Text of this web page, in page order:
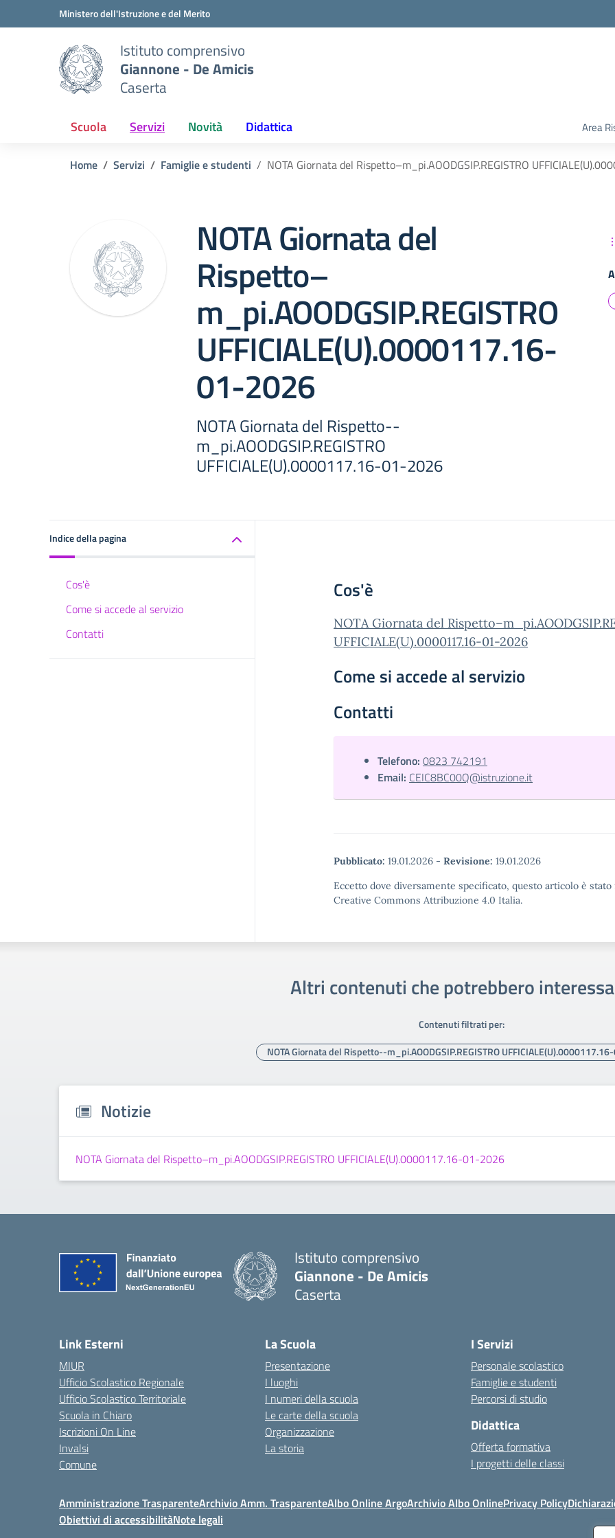
Vai ai contenuti
Vai al menu di navigazioneMinistero dell'Istruzione e del Merito
Istituto comprensivo
Giannone - De Amicis
Caserta
Scuola Servizi Novità Didattica Area
Home Servizi Famiglie e studenti NOTA Giornata del Rispetto–m_pi.AOODGSIP.REGISTRO
NOTA Giornata del
Rispetto–
m_pi.AOODGSIP.REGISTRO
UFFICIALE(U).0000117.16-
01-2026
NOTA Giornata del Rispetto--
m_pi.AOODGSIP.REGISTRO
UFFICIALE(U).0000117.16-01-2026
Indice della pagina
Cos'è
Come si accede al servizio
Contatti
Cos'è
NOTA Giornata del
UFFICIALE(U).0000117.16-01-2026
Come si accede al servizio
Contatti
Telefono: 0823 742191
Email: CEIC8BC00Q@istruzione.it
Pubblicato: 19.01.2026 - Revisione: 19.01.2026
Eccetto dove diversamente specificato, questo articolo è
Creative Commons Attribuzione 4.0 Italia.
Altri contenuti che potrebbero
Contenuti filtrati per:
NOTA Giornata del Rispetto--m_pi.AOODGSIP.REGISTRO
Notizie
NOTA Giornata del Rispetto–m_pi.AOODGSIP.REGISTRO UFFICIALE(U).0000117.16-01-2026
Istituto comprensivo
Giannone - De Amicis
Caserta
Link Esterni
MIUR
Ufficio Scolastico Regionale
Ufficio Scolastico Territoriale
Scuola in Chiaro
Iscrizioni On Line
Invalsi
Comune
La Scuola
Presentazione
I luoghi
I numeri della scuola
Le carte della scuola
Organizzazione
La storia
I Servizi
Personale scolastico
Famiglie e studenti
Percorsi di studio
Didattica
Offerta formativa
I progetti delle classi
Amministrazione TrasparenteArchivio Amm. TrasparenteAlbo Online ArgoArchivio Albo OnlinePrivacy Policy
Obiettivi di accessibilitàNote legali